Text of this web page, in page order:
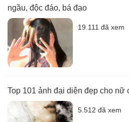
ngầu, độc đáo, bá đạo
19.111 đã xem
Top 101 ảnh đại diện đẹp cho nữ
5.512 đã xem